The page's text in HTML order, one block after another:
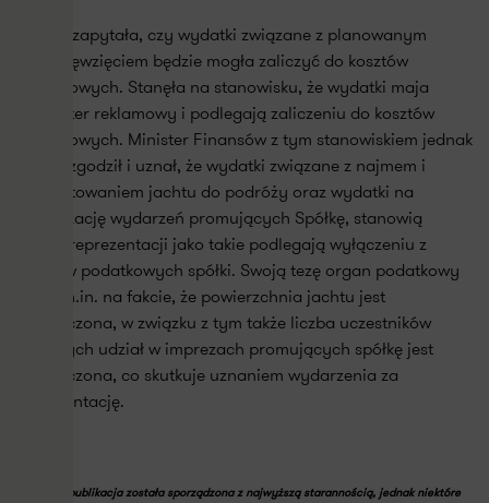
Spółka zapytała, czy wydatki związane z planowanym
przedsięwzięciem będzie mogła zaliczyć do kosztów
podatkowych. Stanęła na stanowisku, że wydatki maja
charakter reklamowy i podlegają zaliczeniu do kosztów
podatkowych. Minister Finansów z tym stanowiskiem jednak
się nie zgodził i uznał, że wydatki związane z najmem i
przygotowaniem jachtu do podróży oraz wydatki na
organizację wydarzeń promujących Spółkę, stanowią
koszty reprezentacji jako takie podlegają wyłączeniu z
kosztów podatkowych spółki. Swoją tezę organ podatkowy
oparł m.in. na fakcie, że powierzchnia jachtu jest
ograniczona, w związku z tym także liczba uczestników
biorących udział w imprezach promujących spółkę jest
ograniczona, co skutkuje uznaniem wydarzenia za
reprezentację.
Niniejsza publikacja została sporządzona z najwyższą starannością, jednak niektóre